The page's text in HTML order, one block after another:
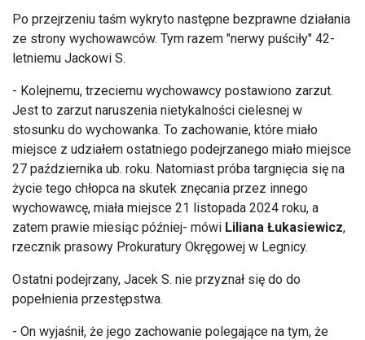
Po przejrzeniu taśm wykryto następne bezprawne działania
ze strony wychowawców. Tym razem "nerwy puściły" 42-
letniemu Jackowi S.
- Kolejnemu, trzeciemu wychowawcy postawiono zarzut.
Jest to zarzut naruszenia nietykalności cielesnej w
stosunku do wychowanka. To zachowanie, które miało
miejsce z udziałem ostatniego podejrzanego miało miejsce
27 października ub. roku. Natomiast próba targnięcia się na
życie tego chłopca na skutek znęcania przez innego
wychowawcę, miała miejsce 21 listopada 2024 roku, a
zatem prawie miesiąc później- mówi Liliana Łukasiewicz,
rzecznik prasowy Prokuratury Okręgowej w Legnicy.
Ostatni podejrzany, Jacek S. nie przyznał się do do
popełnienia przestępstwa.
- On wyjaśnił, że jego zachowanie polegające na tym, że